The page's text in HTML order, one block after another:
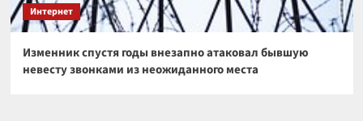
Интернет
Изменник спустя годы внезапно атаковал бывшую
невесту звонками из неожиданного места